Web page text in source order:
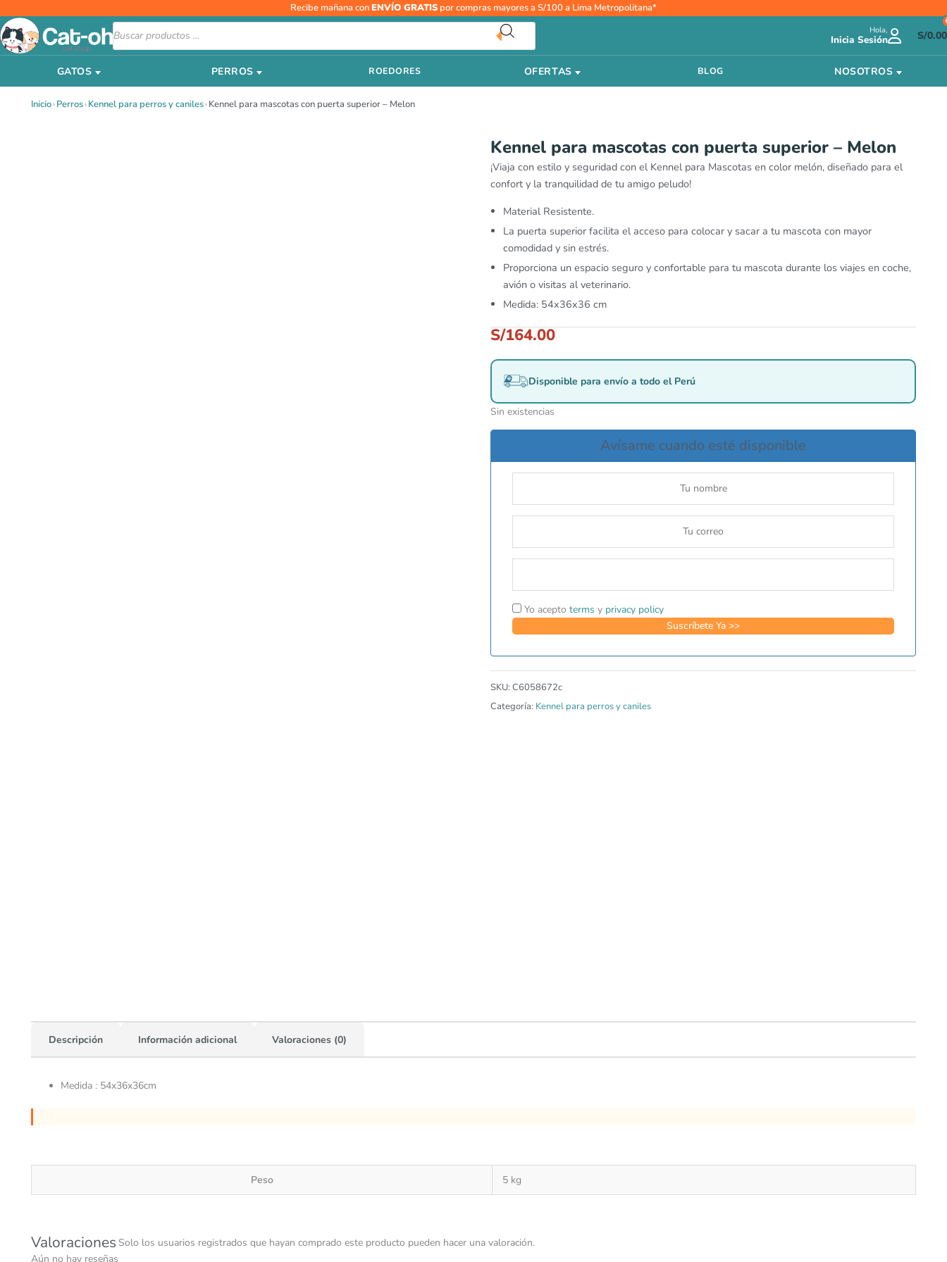
al
contenido
Recibe mañana conENVÍO GRATIS por compras mayores a S/100 a Lima Metropolitana*
Búsqueda
de
productos
Hola,
Inicia Sesión S/0.00
GATOS PERROS ROEDORES OFERTAS BLOG NOSOTROS
Inicio›Perros›Kennel para perros y caniles›Kennel para mascotas con puerta superior – Melon
Kennel para mascotas con puerta superior – Melon
¡Viaja con estilo y seguridad con el Kennel para Mascotas en color melón, diseñado para el
confort y la tranquilidad de tu amigo peludo!
Material Resistente.
La puerta superior facilita el acceso para colocar y sacar a tu mascota con mayor
comodidad y sin estrés.
Proporciona un espacio seguro y confortable para tu mascota durante los viajes en coche,
avión o visitas al veterinario.
Medida: 54x36x36 cm
S/164.00
Disponible para envío a todo el Perú
Sin existencias
Avísame cuando esté disponible
Yo acepto terms y privacy policy
SKU: C6058672c
Categoría: Kennel para perros y caniles
Descripción Información adicional Valoraciones (0)
Medida : 54x36x36cm
Peso 5 kg
Valoraciones
Aún no hay reseñas
Solo los usuarios registrados que hayan comprado este producto pueden hacer una valoración.